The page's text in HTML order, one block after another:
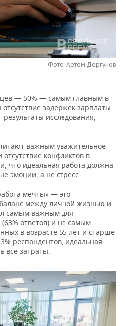
Фото: Артем Дергунов
— 50% — самым главным в
задержек зарплаты.
результаты исследования,
важным уважительное
конфликтов в
что идеальная работа должна
эмоции, а не стресс.
мечты» — это
между личной жизнью и
самым важным для
ответов) и не самым
в возрасте 55 лет и старше
респондентов, идеальная
все затраты.